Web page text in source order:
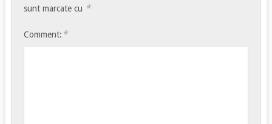
sunt marcate cu *
Comment: *